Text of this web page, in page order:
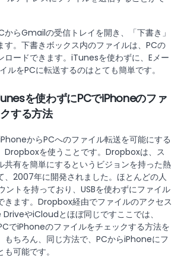
からGmailの受信トレイを開き、「下書き」
す。下書きボックス内のファイルは、PCの
ロードできます。iTunesを使わずに、Eメー
ルをPCに転送するのはとても簡単です。
を使わずにPCでiPhoneのファ
する方法
からPCへのファイル転送を可能にする
Dropboxを使うことです。Dropboxは、ス
共有を簡単にするというビジョンを持った熱
、2007年に開発されました。ほとんどの人
トを持っており、USBを使わずにファイル
きます。Dropbox経由でファイルのアクセス
やiCloudとほぼ同じですここでは、
でiPhoneのファイルをチェックする方法を
もちろん、同じ方法で、PCからiPhoneにフ
可能です。